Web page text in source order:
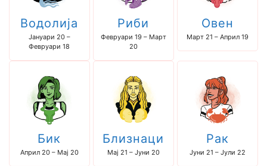
Водолија
Јануари 20 –
Февруари 18
Риби
Февруари 19 – Март
20
Овен
Март 21 – Април 19
Бик
Април 20 – Мај 20
Близнаци
Мај 21 – Јуни 20
Рак
Јуни 21 – Јули 22